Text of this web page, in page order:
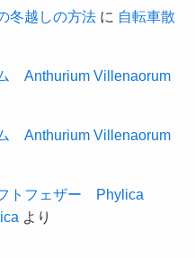
冬越しの方法に 自転車散
Anthurium Villenaorum
Anthurium Villenaorum
トフェザー Phylica
より